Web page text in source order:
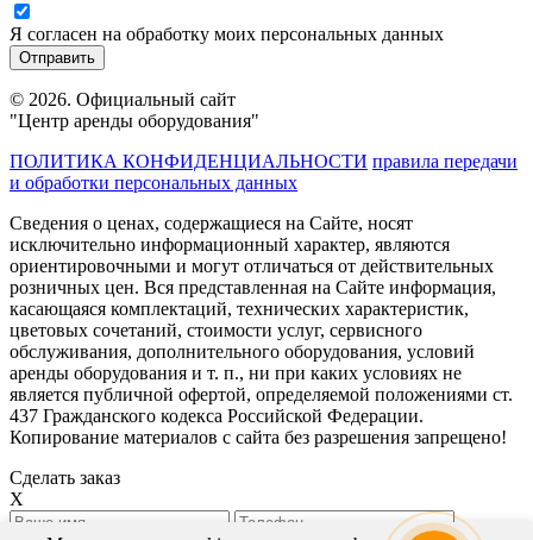
Я согласен на обработку моих персональных данных
© 2026. Официальный сайт
"Центр аренды оборудования"
ПОЛИТИКА КОНФИДЕНЦИАЛЬНОСТИ правила передачи
и обработки персональных данных
Сведения о ценах, содержащиеся на Сайте, носят
исключительно информационный характер, являются
ориентировочными и могут отличаться от действительных
розничных цен. Вся представленная на Сайте информация,
касающаяся комплектаций, технических характеристик,
цветовых сочетаний, стоимости услуг, сервисного
обслуживания, дополнительного оборудования, условий
аренды оборудования и т. п., ни при каких условиях не
является публичной офертой, определяемой положениями ст.
437 Гражданского кодекса Российской Федерации.
Копирование материалов с сайта без разрешения запрещено!
Сделать заказ
X